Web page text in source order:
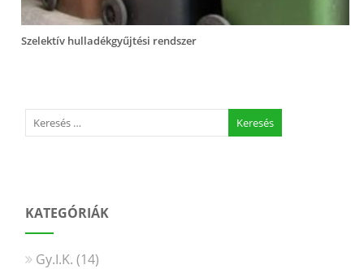
Szelektív hulladékgyűjtési rendszer
KATEGÓRIÁK
Gy.I.K. (14)